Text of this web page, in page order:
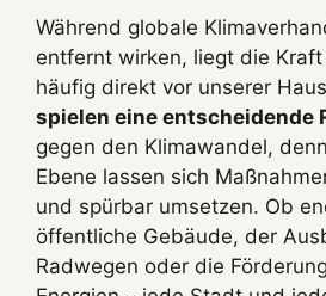
Während globale
entfernt wirken, liegt die Kraft
häufig direkt vor unserer
spielen eine entscheidende
gegen den Klimawandel,
Ebene lassen sich
und spürbar umsetzen. Ob
öffentliche Gebäude, der
Radwegen oder die